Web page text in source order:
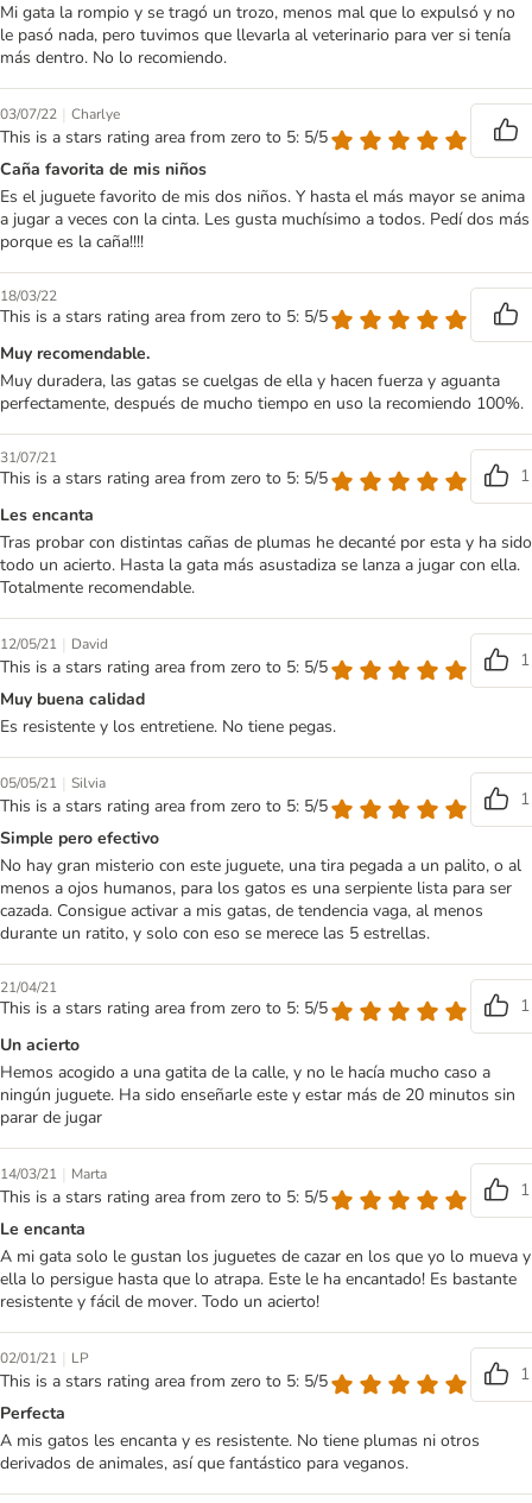
Mi gata la rompio y se tragó un trozo, menos mal que lo expulsó y no
le pasó nada, pero tuvimos que llevarla al veterinario para ver si tenía
más dentro. No lo recomiendo.
03/07/22 | Charlye
This is a stars rating area from zero to 5: 5/5
Caña favorita de mis niños
Es el juguete favorito de mis dos niños. Y hasta el más mayor se anima
a jugar a veces con la cinta. Les gusta muchísimo a todos. Pedí dos más
porque es la caña!!!!
18/03/22
This is a stars rating area from zero to 5: 5/5
Muy recomendable.
Muy duradera, las gatas se cuelgas de ella y hacen fuerza y aguanta
perfectamente, después de mucho tiempo en uso la recomiendo 100%.
31/07/21
This is a stars rating area from zero to 5: 5/5
1
Les encanta
Tras probar con distintas cañas de plumas he decanté por esta y ha sido
todo un acierto. Hasta la gata más asustadiza se lanza a jugar con ella.
Totalmente recomendable.
12/05/21 | David
This is a stars rating area from zero to 5: 5/5
1
Muy buena calidad
Es resistente y los entretiene. No tiene pegas.
05/05/21 | Silvia
This is a stars rating area from zero to 5: 5/5
1
Simple pero efectivo
No hay gran misterio con este juguete, una tira pegada a un palito, o al
menos a ojos humanos, para los gatos es una serpiente lista para ser
cazada. Consigue activar a mis gatas, de tendencia vaga, al menos
durante un ratito, y solo con eso se merece las 5 estrellas.
21/04/21
This is a stars rating area from zero to 5: 5/5
1
Un acierto
Hemos acogido a una gatita de la calle, y no le hacía mucho caso a
ningún juguete. Ha sido enseñarle este y estar más de 20 minutos sin
parar de jugar
14/03/21 | Marta
This is a stars rating area from zero to 5: 5/5
1
Le encanta
A mi gata solo le gustan los juguetes de cazar en los que yo lo mueva y
ella lo persigue hasta que lo atrapa. Este le ha encantado! Es bastante
resistente y fácil de mover. Todo un acierto!
02/01/21 | LP
This is a stars rating area from zero to 5: 5/5
1
Perfecta
A mis gatos les encanta y es resistente. No tiene plumas ni otros
derivados de animales, así que fantástico para veganos.